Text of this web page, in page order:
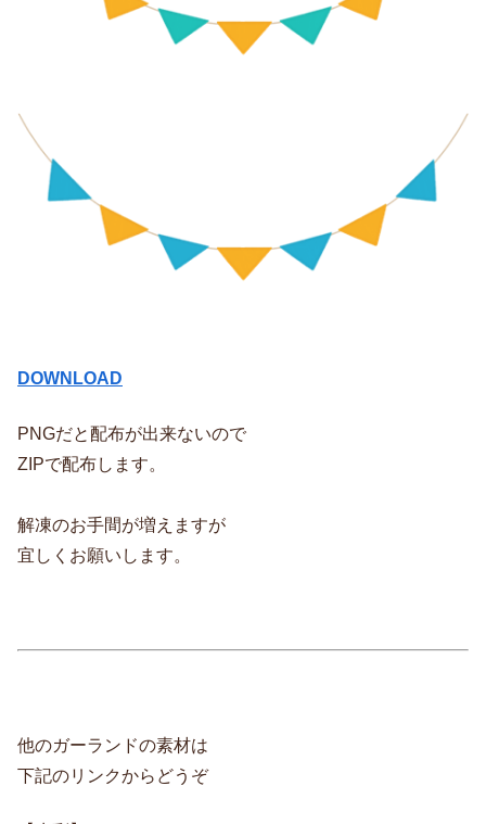
DOWNLOAD
PNGだと配布が出来ないので
ZIPで配布します。
解凍のお手間が増えますが
宜しくお願いします。
他のガーランドの素材は
下記のリンクからどうぞ